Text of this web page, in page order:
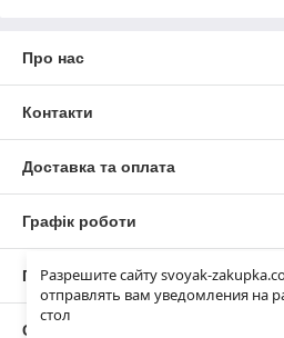
Разрешите сайту svoyak-
отправлять вам уведомления на
стол
Про нас
Контакти
Доставка та оплата
Графік роботи
Повна версія сайту
Сайт створено на маркетплейсі